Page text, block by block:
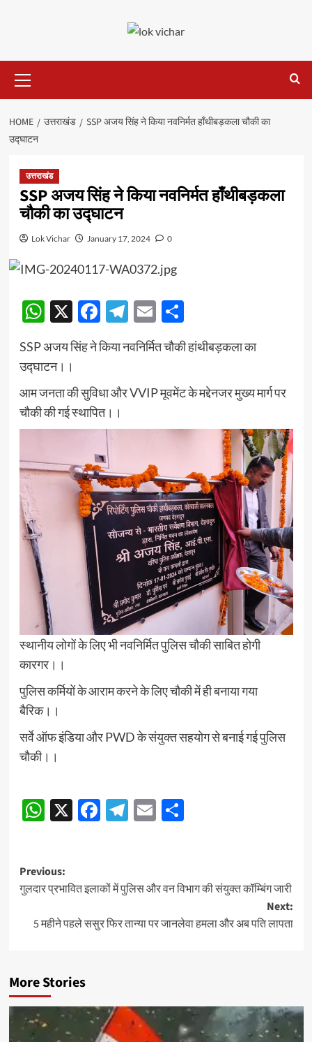
Menu
HOME उत्तराखंड
SSP अजय सिंह ने किया नवनिर्मत हाँथीबड़कला चौकी का
उद्घाटन
उत्तराखंड
SSP अजय सिंह ने किया नवनिर्मत हाँथीबड़कला
चौकी का उद्घाटन
Lok Vichar January 17, 2024 0
WhatsApp
X Facebook
Telegram
EmailShare
SSP अजय सिंह ने किया नवनिर्मित चौकी हांथीबड़कला का
उद्घाटन।।
आम जनता की सुविधा और VVIP मूवमेंट के मद्देनजर मुख्य मार्ग पर
चौकी की गई स्थापित।।
स्थानीय लोगों के लिए भी नवनिर्मित पुलिस चौकी साबित होगी
कारगर।।
पुलिस कर्मियों के आराम करने के लिए चौकी में ही बनाया गया
बैरिक।।
सर्वे ऑफ इंडिया और PWD के संयुक्त सहयोग से बनाई गई पुलिस
चौकी।।
Continue
Reading
WhatsApp
X Facebook
Telegram
EmailShare
Post
navigation
Previous:
गुलदार प्रभावित इलाकों में पुलिस और वन विभाग की संयुक्त कॉम्बिंग जारी
Next:
5 महीने पहले ससुर फिर तान्या पर जानलेवा हमला और अब पति लापता
More Stories